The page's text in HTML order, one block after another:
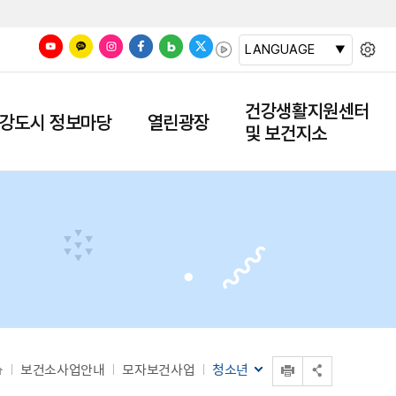
LANGUAGE
도시 정보마당 열린광장
건강생활지원센터
및 보건지소
보건소사업안내 모자보건사업 청소년